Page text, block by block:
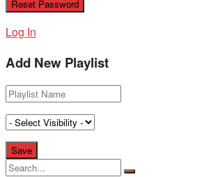
Log In
Add New Playlist